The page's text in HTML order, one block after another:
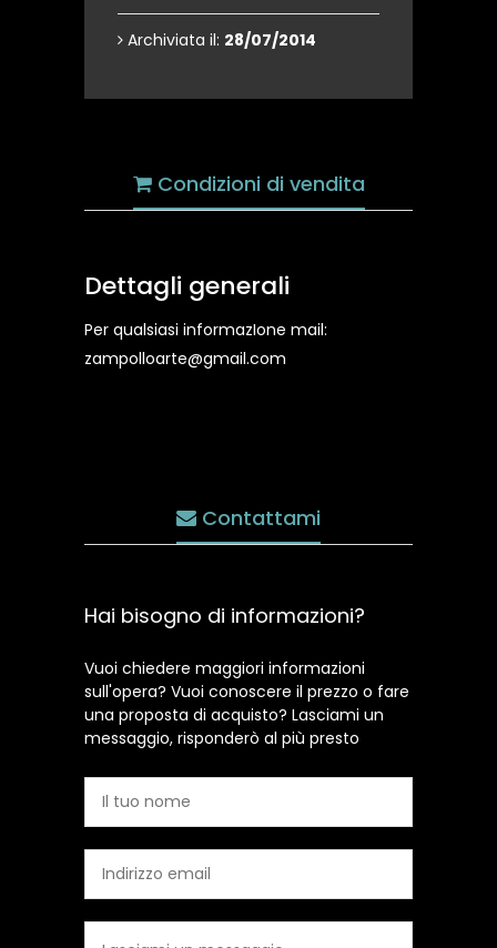
Archiviata il: 28/07/2014
Condizioni di vendita
Dettagli generali
Per qualsiasi informazIone mail:
zampolloarte@gmail.com
Contattami
Hai bisogno di informazioni?
Vuoi chiedere maggiori informazioni
sull'opera? Vuoi conoscere il prezzo o fare
una proposta di acquisto? Lasciami un
messaggio, risponderò al più presto